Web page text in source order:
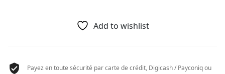
Add to wishlist
Payez en toute sécurité par carte de crédit, Digicash / Payconiq ou